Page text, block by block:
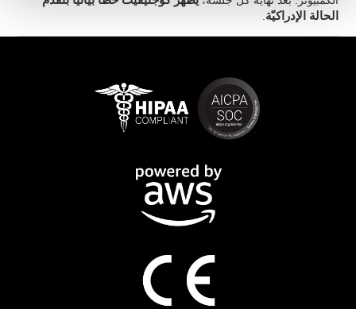
الحالة الإدراكيّة